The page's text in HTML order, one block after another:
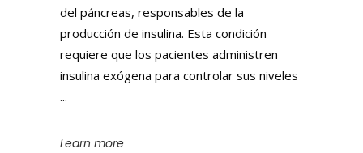
del páncreas, responsables de la
producción de insulina. Esta condición
requiere que los pacientes administren
insulina exógena para controlar sus niveles
Learn more